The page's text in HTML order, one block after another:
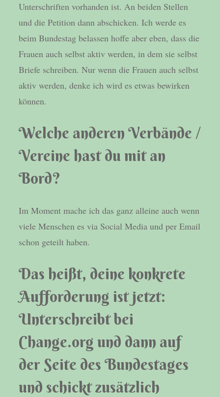
Unterschriften vorhanden ist. An beiden Stellen
und die Petition dann abschicken. Ich werde es
beim Bundestag belassen hoffe aber eben, dass die
Frauen auch selbst aktiv werden, in dem sie selbst
Briefe schreiben. Nur wenn die Frauen auch selbst
aktiv werden, denke ich wird es etwas bewirken
können.
Welche anderen Verbände /
Vereine hast du mit an
Bord?
Im Moment mache ich das ganz alleine auch wenn
viele Menschen es via Social Media und per Email
schon geteilt haben.
Das heißt, deine konkrete
Aufforderung ist jetzt:
Unterschreibt bei
Change.org und dann auf
der Seite des Bundestages
und schickt zusätzlich